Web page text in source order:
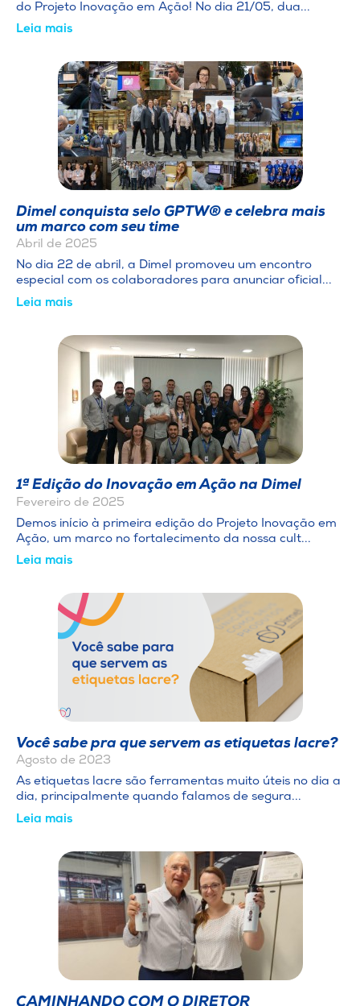
do Projeto Inovação em Ação! No dia 21/05, dua...
Leia mais
Dimel conquista selo GPTW® e celebra mais
um marco com seu time
Abril de 2025
No dia 22 de abril, a Dimel promoveu um encontro
especial com os colaboradores para anunciar oficial...
Leia mais
1ª Edição do Inovação em Ação na Dimel
Fevereiro de 2025
Demos início à primeira edição do Projeto Inovação em
Ação, um marco no fortalecimento da nossa cult...
Leia mais
Você sabe pra que servem as etiquetas lacre?
Agosto de 2023
As etiquetas lacre são ferramentas muito úteis no dia a
dia, principalmente quando falamos de segura...
Leia mais
CAMINHANDO COM O DIRETOR